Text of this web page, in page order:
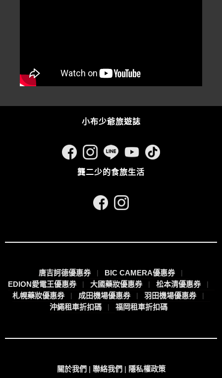
小布少爺旅遊誌
龔二少的食旅生活
唐吉訶德優惠券
BIC CAMERA優惠券
EDION愛電王優惠券
大國藥妝優惠券
松本清優惠券
札幌藥妝優惠券
成田機場優惠券
羽田機場優惠券
沖繩租車折扣碼
福岡租車折扣碼
關於我們 | 聯絡我們 | 隱私權政策